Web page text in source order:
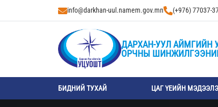
info@darkhan-uul.namem.gov.mn (+976) 77037-
ДАРХАН-УУЛ АЙМГИЙН
ОРЧНЫ
БИДНИЙ ТУХАЙ ЦАГ ҮЕИЙН